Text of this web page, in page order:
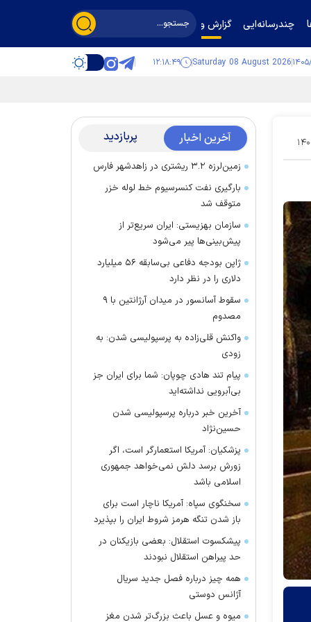
چندرسانه‌ایی گزارش و گفت‌وگو
Saturday 08 August 2026 ۱۲:۱۸:۵۰
۰۱ آخرین اخبار پربازدید
زمین‌لرزه ۳.۲ ریشتری در زاهدشهر فارس
بارگیری نفت کنسرسیوم خط لوله خزر
متوقف شد
سازمان بهزیستی: ایران سریع‌تر از
پیش‌بینی‌ها پیر می‌شود
ژاپن بودجه دفاعی بی‌سابقه ۵۶ میلیارد
دلاری را در نظر دارد
سقوط آسانسور در میدان آرژانتین با ۹
مصدوم
واکنش قلی‌زاده به پرسپولیسی شدن: به
زودی
پیام تند هادی چوپان: شما برای ایران جز
بی‌آبرویی نداشته‌اید
آخرین خبر درباره پرسپولیسی شدن
حسین‌نژاد
پزشکیان: آمریکا استعمارگر است، اگر
زورش برسد دلش نمی‌خواهد جمهوری
اسلامی باشد
سخنگوی سپاه: آمریکا ناچار است برای
باز شدن تنگه هرمز شروط ایران را بپذیرد
پیشکسوت استقلال: بعضی بازیکنان در
حد پیراهن استقلال نبودند
همه چیز درباره فصل جدید سریال
آژانس دوستی
میوه و عسل باعث بزرگ‌تر شدن مغز